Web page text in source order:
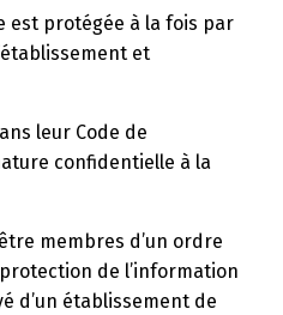
est protégée à la fois par
et
leur Code de
confidentielle à la
membres d’un ordre
de l’information
d’un établissement de